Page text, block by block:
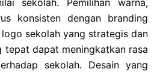
sekolah. Pemilihan warna,
konsisten dengan branding
logo sekolah yang strategis dan
tepat dapat meningkatkan rasa
sekolah. Desain yang